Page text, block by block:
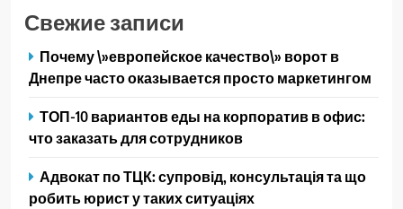
Свежие записи
Почему \»европейское качество\» ворот в
Днепре часто оказывается просто маркетингом
ТОП-10 вариантов еды на корпоратив в офис:
что заказать для сотрудников
Адвокат по ТЦК: супровід, консультація та що
робить юрист у таких ситуаціях